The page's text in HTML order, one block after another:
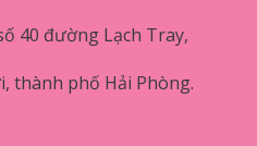
40 đường Lạch Tray,
thành phố Hải Phòng.